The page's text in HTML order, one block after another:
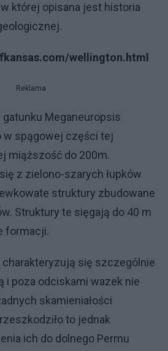
której opisana jest historia
wellington.html
Reklama
Meganeuropsis
w spągowej części tej
miąższość do 200m.
z zielono-szarych łupków
struktury zbudowane
Struktury te sięgają do 40 m
formacji.
charakteryzują się szczególnie
i poza odciskami wazek nie
skamieniałości
to jednak
ich do dolnego Permu